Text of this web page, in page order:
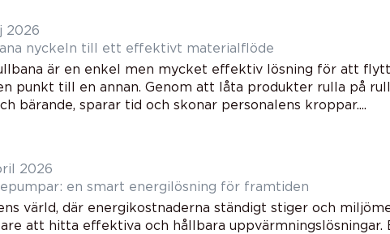
2026
Rullbana nyckeln till ett effektivt materialflöde
är en enkel men mycket effektiv lösning för att
punkt till en annan. Genom att låta produkter rulla på
bärande, sparar tid och skonar personalens kroppar....
2026
en smart energilösning för framtiden
värld, där energikostnaderna ständigt stiger och
att hitta effektiva och hållbara uppvärmningslösningar.